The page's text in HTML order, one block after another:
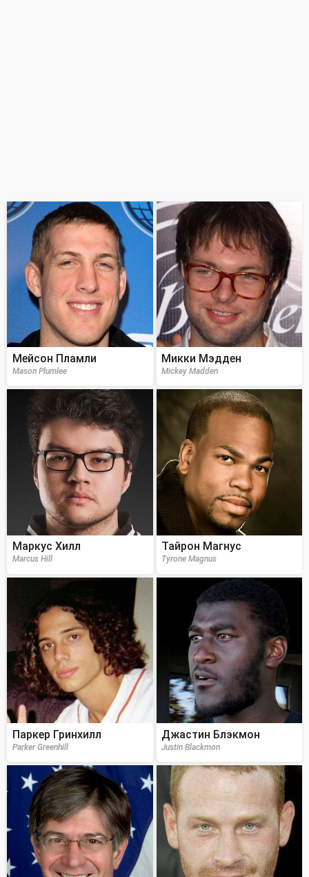
Мейсон Пламли
Mason Plumlee
Микки Мэдден
Mickey Madden
Маркус Хилл
Marcus Hill
Тайрон Магнус
Tyrone Magnus
Паркер Гринхилл
Parker Greenhill
Джастин Блэкмон
Justin Blackmon